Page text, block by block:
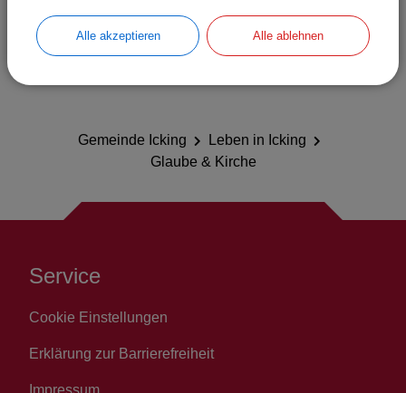
Gemeinde Icking
Leben in Icking
Glaube & Kirche
Service
Cookie Einstellungen
Erklärung zur Barrierefreiheit
Impressum
Alle akzeptieren Alle ablehnen